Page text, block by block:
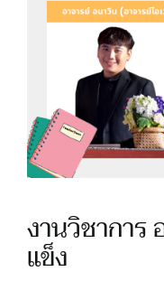
งานวิชาการ
แข็ง